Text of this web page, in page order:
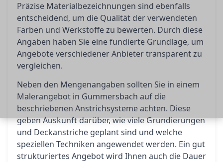
Präzise Materialbezeichnungen sind ebenfalls
entscheidend, um die Qualität der verwendeten
Farben und Werkstoffe zu bewerten. Durch diese
Angaben haben Sie eine fundierte Grundlage, um
Angebote verschiedener Anbieter transparent zu
vergleichen.
Neben den Mengenangaben sollten Sie in einem
Malerangebot in Gummersbach auf die
beschriebenen Anstrichsysteme achten. Diese
geben Auskunft darüber, wie viele Grundierungen
und Deckanstriche geplant sind und welche
speziellen Techniken angewendet werden. Ein gut
strukturiertes Angebot wird Ihnen auch die Dauer